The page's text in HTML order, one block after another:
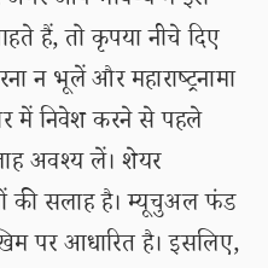
हैं, तो कृपया नीचे दिए
न भूलें और महाराष्ट्रनामा
में निवेश करने से पहले
अवश्य लें। शेयर
की सलाह है। म्यूचुअल फंड
पर आधारित है। इसलिए,